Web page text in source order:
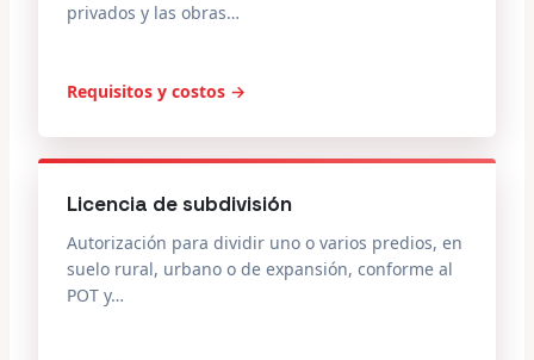
privados y las obras…
Requisitos y costos →
Licencia de subdivisión
Autorización para dividir uno o varios predios, en
suelo rural, urbano o de expansión, conforme al
POT y…